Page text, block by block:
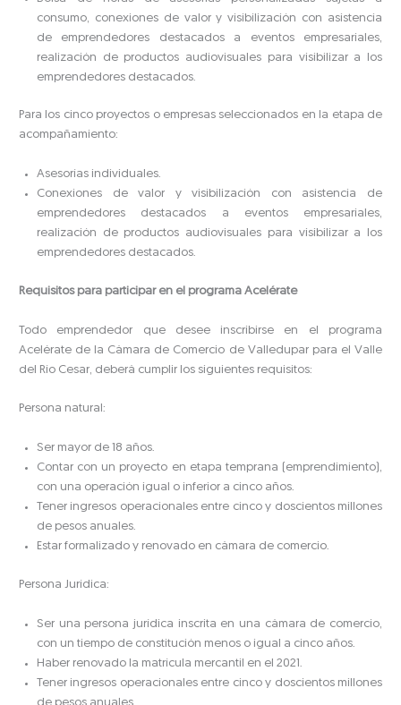
consumo, conexiones de valor y visibilización con asistencia
de emprendedores destacados a eventos empresariales,
realización de productos audiovisuales para visibilizar a los
emprendedores destacados.
Para los cinco proyectos o empresas seleccionados en la etapa de
acompañamiento:
Asesorías individuales.
Conexiones de valor y visibilización con asistencia de
emprendedores destacados a eventos empresariales,
realización de productos audiovisuales para visibilizar a los
emprendedores destacados.
Requisitos para participar en el programa Acelérate
Todo emprendedor que desee inscribirse en el programa
Acelérate de la Cámara de Comercio de Valledupar para el Valle
del Río Cesar, deberá cumplir los siguientes requisitos:
Persona natural:
Ser mayor de 18 años.
Contar con un proyecto en etapa temprana (emprendimiento),
con una operación igual o inferior a cinco años.
Tener ingresos operacionales entre cinco y doscientos millones
de pesos anuales.
Estar formalizado y renovado en cámara de comercio.
Persona Jurídica:
Ser una persona jurídica inscrita en una cámara de comercio,
con un tiempo de constitución menos o igual a cinco años.
Haber renovado la matrícula mercantil en el 2021.
Tener ingresos operacionales entre cinco y doscientos millones
de pesos anuales.